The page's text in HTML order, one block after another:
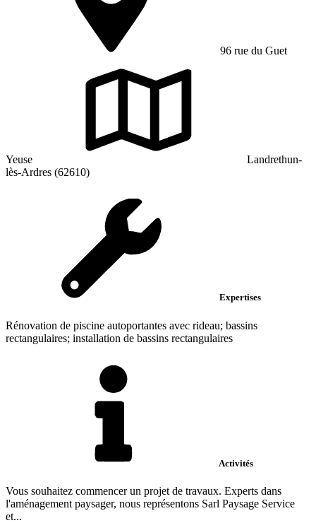
96 rue du Guet
Yeuse
Landrethun-
lès-Ardres (62610)
Expertises
Rénovation de piscine autoportantes avec rideau; bassins
rectangulaires; installation de bassins rectangulaires
Activités
Vous souhaitez commencer un projet de travaux. Experts dans
l'aménagement paysager, nous représentons Sarl Paysage Service
et...